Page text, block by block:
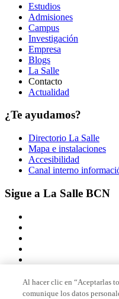
Estudios
Admisiones
Campus
Investigación
Empresa
Blogs
La Salle
Contacto
Actualidad
¿Te ayudamos?
Directorio La Salle
Mapa e instalaciones
Accesibilidad
Canal interno
Sigue a La Salle BCN
Al hacer clic en “Aceptarlas
comunique los datos